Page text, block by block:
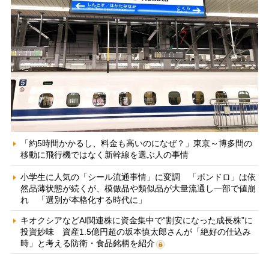
「約5時間かかるし、料金も高いのになぜ？」東京～博多間の
移動に飛行機ではなく新幹線を選ぶ人の事情
小学生に人気の「シール流通事情」に変調 「ボンドロ」は依
然品薄状態が続くが、模倣品や類似品が大量流通し一部で値崩
れ 「選別が本格化する時代に」
キオクシアなどAI関連株に資金集中で“割安になった成長株”に
投資妙味 資産1.5億円超の坂本慎太郎さんが「絶好の仕込み
時」と考える防衛・食品銘柄を紹介